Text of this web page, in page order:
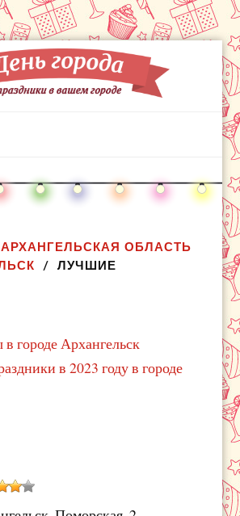
АРХАНГЕЛЬСКАЯ ОБЛАСТЬ
ЛУЧШИЕ
городе Архангельск
в 2023 году в городе